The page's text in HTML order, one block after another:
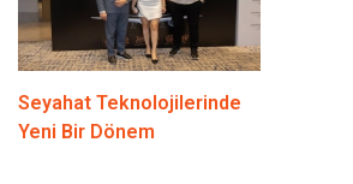
Seyahat Teknolojilerinde
Yeni Bir Dönem